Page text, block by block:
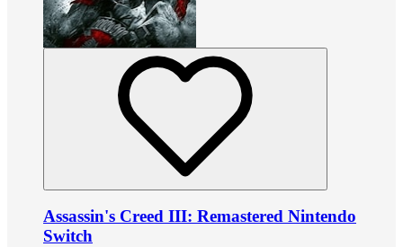
Assassin's Creed III: Remastered Nintendo
Switch